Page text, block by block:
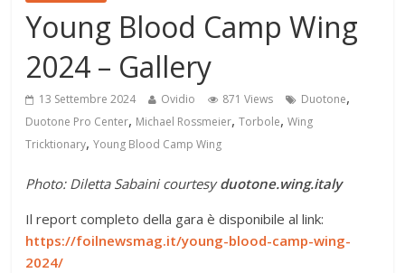
Young Blood Camp Wing
2024 – Gallery
13 Settembre 2024 Ovidio 871 Views Duotone,
Duotone Pro Center, Michael Rossmeier,Torbole,Wing
Tricktionary,Young Blood Camp Wing
Photo: Diletta Sabaini courtesyduotone.wing.italy
Il report completo della gara è disponibile al link:
https://foilnewsmag.it/young-blood-camp-wing-
2024/